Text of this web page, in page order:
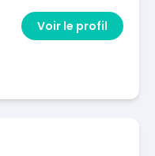
Voir le profil